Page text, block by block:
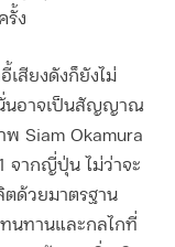
รั้ง
อี้เสียงดังก็ยังไม่
นั่นอาจเป็นสัญญาณ
Siam Okamura
จากญี่ปุ่น ไม่ว่าจะ
ตด้วยมาตรฐาน
นทานและกลไกที่